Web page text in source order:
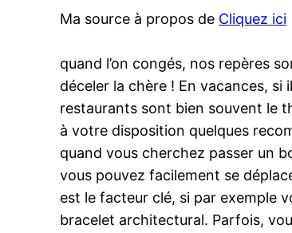
Ma source à propos de Cliquez ici
quand l’on congés, nos repères
déceler la chère ! En vacances, si
restaurants sont bien souvent le
à votre disposition quelques
quand vous cherchez passer un
vous pouvez facilement se
est le facteur clé, si par exemple
bracelet architectural. Parfois,